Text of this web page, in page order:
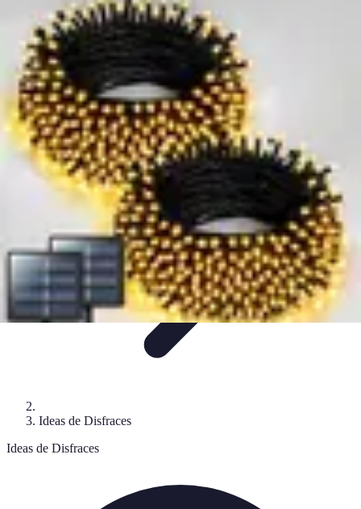
Disfraces Halloween
Listas y ConsejosGuías y
TutorialesTendenciasComparativos Disfraces Clásicos
Disfraces Halloween
Ideas de Disfraces
Ideas de Disfraces